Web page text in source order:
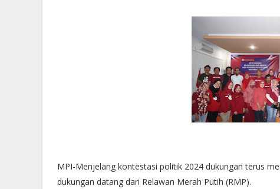
MPI-Menjelang kontestasi politik 2024 dukungan terus
dukungan datang dari Relawan Merah Putih (RMP).